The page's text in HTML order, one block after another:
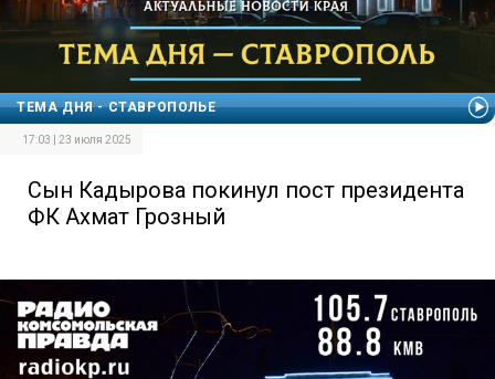
ТЕМА ДНЯ - СТАВРОПОЛЬЕ
17:03 | 23 июля 2025
Сын Кадырова покинул пост президента
ФК Ахмат Грозный